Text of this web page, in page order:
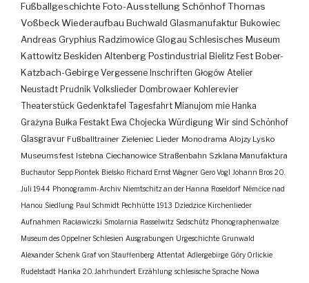
Fußballgeschichte Foto-AusstellungSchönhofThomas
VoßbeckWiederaufbau Buchwald Glasmanufaktur Bukowiec
Andreas Gryphius Radzimowice Glogau Schlesisches Museum
Kattowitz Beskiden Altenberg Postindustrial Bielitz Fest Bober-
Katzbach-Gebirge Vergessene Inschriften Głogów Atelier
Neustadt Prudnik Volkslieder Dombrowaer Kohlerevier
Theaterstück Gedenktafel Tagesfahrt Mianujom mie Hanka
Grażyna Bułka Festakt Ewa Chojecka Würdigung Wir sind Schönhof
Glasgravur Fußballtrainer Zieleniec Lieder Monodrama Alojzy Lysko
Museumsfest Istebna Ciechanowice Straßenbahn Szklana Manufaktura
Buchautor Sepp Piontek Bielsko Richard Ernst Wagner Gero Vogl Johann Bros 20.
Juli 1944 Phonogramm-Archiv Niemtschitz an der Hanna Roseldorf Némčice nad
Hanou Siedlung Paul Schmidt Pechhütte 1913 Dziedzice Kirchenlieder
Aufnahmen Racławiczki Smolarnia Rasselwitz Sedschütz Phonographenwalze
Museum des Oppelner Schlesien Ausgrabungen Urgeschichte Grunwald
Alexander Schenk Graf von Stauffenberg Attentat Adlergebirge Góry Orlickie
Rudelstadt Hanka 20. Jahrhundert Erzählung schlesische Sprache Nowa